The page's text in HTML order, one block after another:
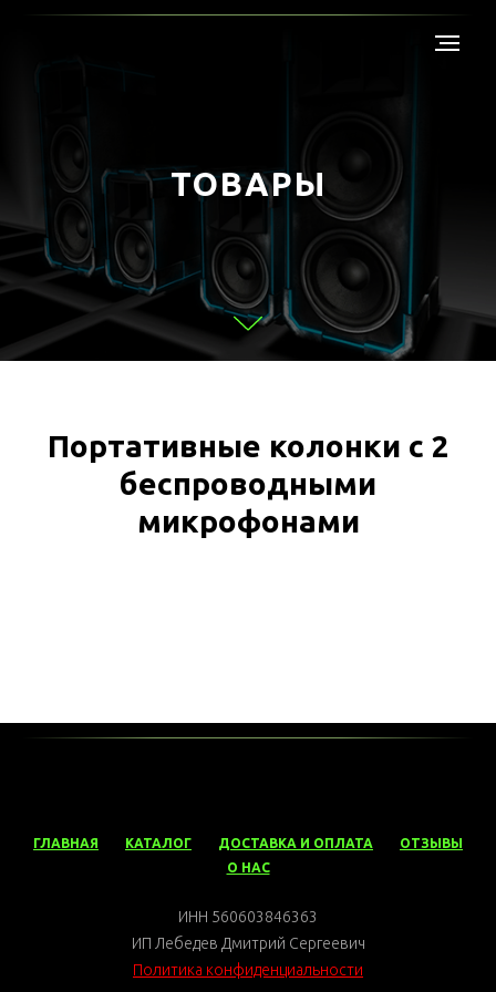
ТОВАРЫ
Портативные колонки с 2
беспроводными
микрофонами
ГЛАВНАЯ КАТАЛОГ ДОСТАВКА И ОПЛАТА
ОТЗЫВЫ
О НАС
ИНН 560603846363
ИП Лебедев Дмитрий Сергеевич
Политика конфиденциальности